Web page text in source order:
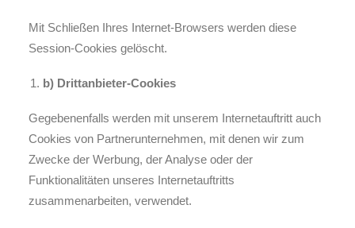
Mit Schließen Ihres Internet-Browsers werden diese
Session-Cookies gelöscht.
b) Drittanbieter-Cookies
Gegebenenfalls werden mit unserem Internetauftritt auch
Cookies von Partnerunternehmen, mit denen wir zum
Zwecke der Werbung, der Analyse oder der
Funktionalitäten unseres Internetauftritts
zusammenarbeiten, verwendet.